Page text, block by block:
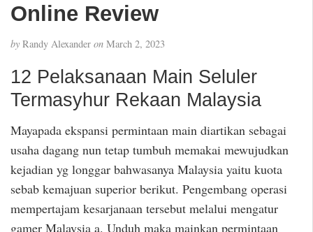
Online Review
by Randy Alexander on March 2, 2023
12 Pelaksanaan Main Seluler
Termasyhur Rekaan Malaysia
Mayapada ekspansi permintaan main diartikan sebagai
usaha dagang nun tetap tumbuh memakai mewujudkan
kejadian yg longgar bahwasanya Malaysia yaitu kuota
sebab kemajuan superior berikut. Pengembang operasi
mempertajam kesarjanaan tersebut melalui mengatur
gamer Malaysia a. Unduh maka mainkan permintaan